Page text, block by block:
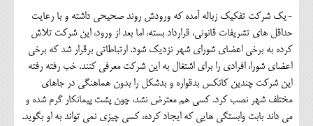
-یک شرکت تفکیک زباله آمده که ورودش روند صحیحی داشته و با رعایت
حداقل های تشریفات قانونی، قرارداد بسته، اما بعد از ورود، این شرکت تلاش
کرده به برخی اعضای شورای شهر نزدیک شود. ارتباطاتی برقرار شد که برخی
اعضای شورا، افرادی را برای اشتغال به این شرکت معرفی کنند. خب رفته رفته
این شرکت چندین کانکس بدقواره و بدشکل را بدون هماهنگی در جاهای
مختلف شهر نصب کرد. کسی هم معترض نشد، چون پشت پیمانکار گرم شده و
می داند بابت وابستگی هایی که ایجاد کرده، کسی چیزی نمی تواند به او بگوید.